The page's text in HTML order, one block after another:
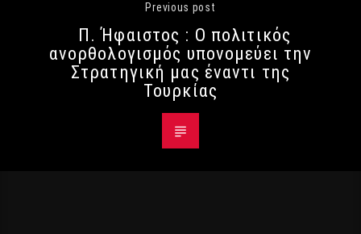
Previous post
Π. Ήφαιστος : Ο πολιτικός
ανορθολογισμός υπονομεύει την
Στρατηγική μας έναντι της
Τουρκίας